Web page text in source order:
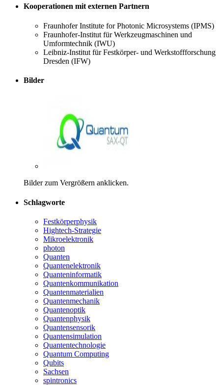
Kooperationen mit externen Partnern
Fraunhofer Institute for Photonic Microsystems (IPMS)
Fraunhofer-Institut für Werkzeugmaschinen und
Umformtechnik (IWU)
Leibniz-Institut für Festkörper- und Werkstoffforschung
Dresden (IFW)
Bilder
Bilder zum Vergrößern anklicken.
Schlagworte
Festkörperphysik
Hightech-Strategie
Mikroelektronik
photon
Quanten
Quantenelektronik
Quanteninformatik
Quantenkommunikation
Quantenmaterialien
Quantenmechanik
Quantenoptik
Quantenphysik
Quantensensorik
Quantensimulation
Quantentechnologie
Quantum Computing
Qubits
Sachsen
spintronics